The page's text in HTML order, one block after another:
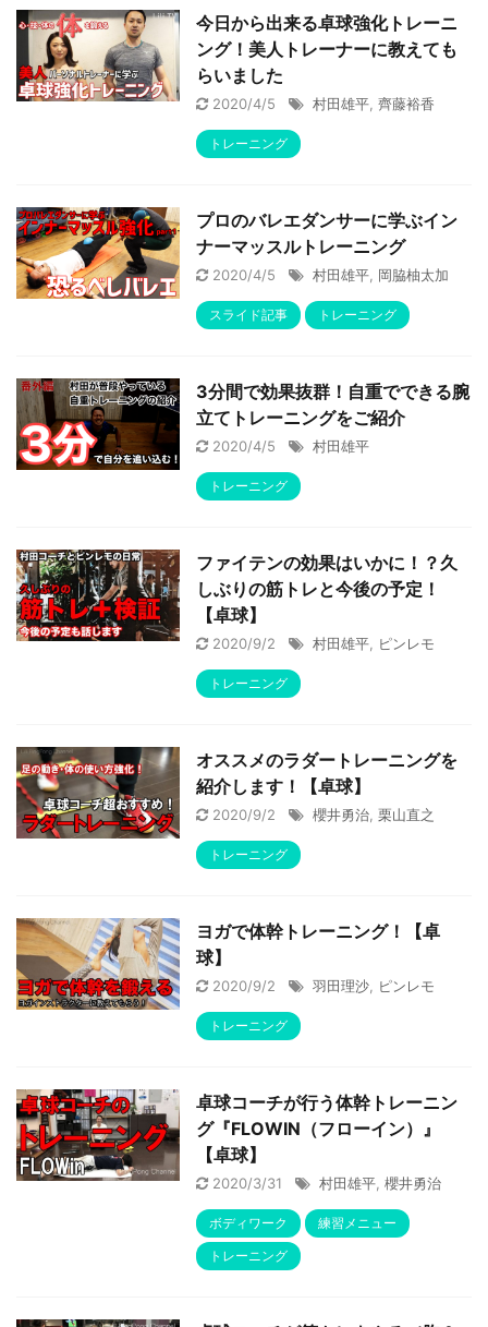
今日から出来る卓球強化トレーニ
ング！美人トレーナーに教えても
らいました
2020/4/5 村田雄平 齊藤裕香
トレーニング
プロのバレエダンサーに学ぶイン
ナーマッスルトレーニング
2020/4/5 村田雄平 岡脇柚太加
スライド記事 トレーニング
3分間で効果抜群！自重でできる腕
立てトレーニングをご紹介
2020/4/5 村田雄平
トレーニング
ファイテンの効果はいかに！？久
しぶりの筋トレと今後の予定！
【卓球】
2020/9/2 村田雄平 ピンレモ
トレーニング
オススメのラダートレーニングを
紹介します！【卓球】
2020/9/2 櫻井勇治 栗山直之
トレーニング
ヨガで体幹トレーニング！【卓
球】
2020/9/2 羽田理沙 ピンレモ
トレーニング
卓球コーチが行う体幹トレーニン
グ『FLOWIN（フローイン）』
【卓球】
2020/3/31 村田雄平 櫻井勇治
ボディワーク
練習メニュー
トレーニング